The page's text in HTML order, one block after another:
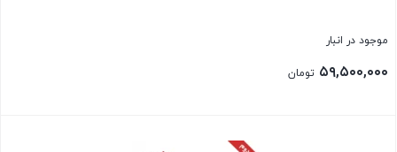
موجود در انبار
۵۹,۵۰۰,۰۰۰ تومان